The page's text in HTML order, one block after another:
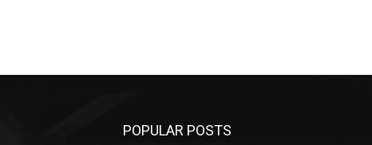
POPULAR POSTS